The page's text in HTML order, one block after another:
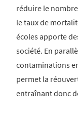
réduire le
le taux de
écoles apporte
société. En
contaminations
permet la
entraînant donc